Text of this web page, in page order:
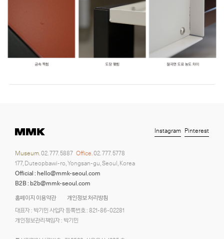
홈페이지 이용약관
개인정보 처리방침
대표자 : 박기민 사업자 등록번호 : 821-86-02281
개인정보관리책임자 : 박기민
Museum.02. 777. 5887 Office.02. 777. 5778
177, Duteopbawi-ro, Yongsan-gu, Seoul, Korea
Official : hello@mmk-seoul.com
B2B : b2b@mmk-seoul.com
Instagram Pinterest